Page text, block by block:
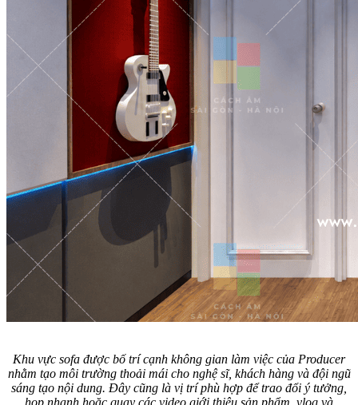
Khu vực sofa được bố trí cạnh không gian làm việc của Producer
nhằm tạo môi trường thoải mái cho nghệ sĩ, khách hàng và đội ngũ
sáng tạo nội dung. Đây cũng là vị trí phù hợp để trao đổi ý tưởng,
họp nhanh hoặc quay các video giới thiệu sản phẩm, vlog và